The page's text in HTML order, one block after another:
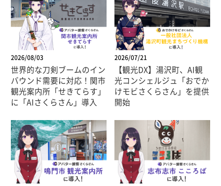
2026/08/03
世界的な刀剣ブームのイン
バウンド需要に対応！関市
観光案内所「せきてらす」
に「AIさくらさん」導入
2026/07/21
【観光DX】湯沢町、AI観
光コンシェルジュ「おでか
けモビさくらさん」を提供
開始